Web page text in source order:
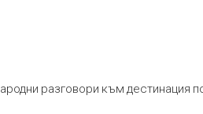
разговори към дестинация